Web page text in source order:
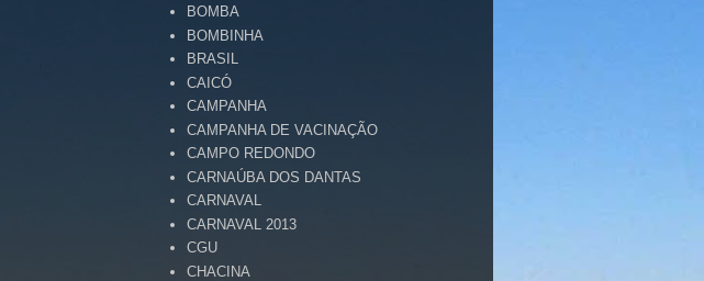
BOMBA
BOMBINHA
BRASIL
CAICÓ
CAMPANHA
CAMPANHA DE VACINAÇÃO
CAMPO REDONDO
CARNAÚBA DOS DANTAS
CARNAVAL
CARNAVAL 2013
CGU
CHACINA